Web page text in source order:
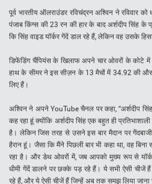
पूर्व भारतीय ऑलराउंडर रविचंद्रन अश्विन ने रविवार
पंजाब किंग्स की 23 रन की हार के बाद अर्शदीप सिंह के
कि सिंह वाइड यॉर्कर गेंदें डाल रहे हैं, लेकिन वह उसके
डिफेंडिंग चैंपियंस के खिलाफ अपने चार ओवरों के कोटे
हाथ के सीमर ने इस सीज़न के 13 मैचों में 34.92 की
लिए हैं।
अश्विन ने अपने YouTube चैनल पर कहा, “अर्शदीप
कह रहा हूं क्योंकि अर्शदीप सिंह एक बहुत ही
है। लेकिन जिस तरह से उसने इस बार मैदान पर
हैरान हूं। जैसा कि मैंने पिछली बार भी कहा था, वह बिना
रहा है। और डेथ ओवरों में, जब आपको मुख्य रूप से यॉर्कर
धीमी गेंदें डालने पर छक्के पड़ रहे हैं। ये सभी ऐसी चीजें
रहे हैं, और ये ऐसी चीजें हैं जिन्हें अब तक समझ लिया जाना